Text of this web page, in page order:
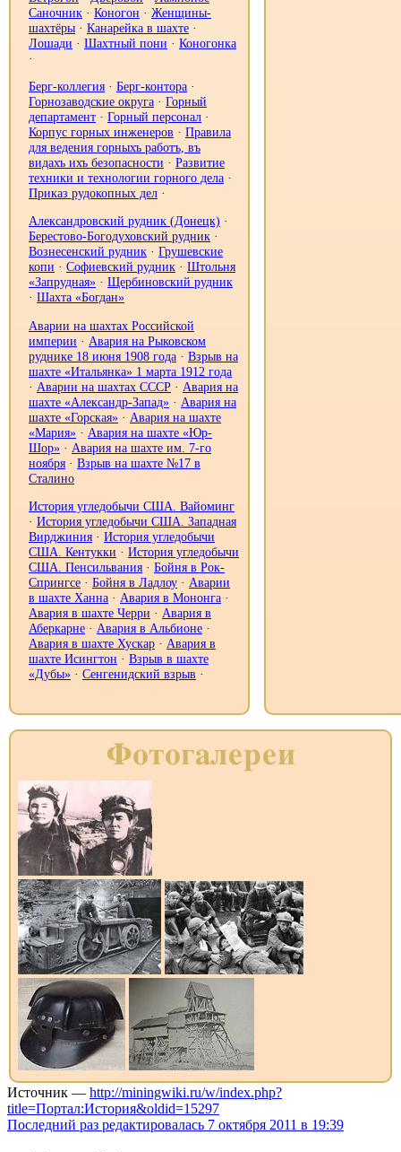
Саночник · Коногон · Женщины-
шахтёры · Канарейка в шахте ·
Лошади · Шахтный пони · Коногонка
·
Берг-коллегия · Берг-контора ·
Горнозаводские округа · Горный
департамент · Горный персонал ·
Корпус горных инженеров · Правила
для ведения горныхъ работъ, въ
видахъ ихъ безопасности · Развитие
техники и технологии горного дела ·
Приказ рудокопных дел ·
Александровский рудник (Донецк) ·
Берестово-Богодуховский рудник ·
Вознесенский рудник · Грушевские
копи · Софиевский рудник · Штольня
«Запрудная» · Щербиновский рудник
· Шахта «Богдан»
Аварии на шахтах Российской
империи · Авария на Рыковском
руднике 18 июня 1908 года · Взрыв на
шахте «Итальянка» 1 марта 1912 года
· Аварии на шахтах СССР · Авария на
шахте «Александр-Запад» · Авария на
шахте «Горская» · Авария на шахте
«Мария» · Авария на шахте «Юр-
Шор» · Авария на шахте им. 7-го
ноября · Взрыв на шахте №17 в
Сталино
История угледобычи США. Вайоминг
· История угледобычи США. Западная
Вирджиния · История угледобычи
США. Кентукки · История угледобычи
США. Пенсильвания · Бойня в Рок-
Спрингсе · Бойня в Ладлоу · Аварии
в шахте Ханна · Авария в Мононга ·
Авария в шахте Черри · Авария в
Аберкарне · Авария в Альбионе ·
Авария в шахте Хускар · Авария в
шахте Исингтон‎ · Взрыв в шахте
«Дубы» · Сенгенидский взрыв ·
Фотогалереи
Источник — http://miningwiki.ru/w/index.php?
title=Портал:История&oldid=15297
Последний раз редактировалась 7 октября 2011 в 19:39